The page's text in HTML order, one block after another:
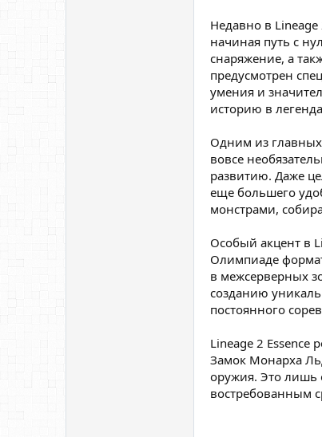
Недавно в
начиная путь с
снаряжение, а
предусмотрен
умения и
историю в
Одним из главных
вовсе
развитию. Даже
еще большего
монстрами,
Особый акцент в
Олимпиаде
в межсерверных
созданию
постоянного
Lineage 2
Замок Монарха
оружия. Это лишь
востребованным